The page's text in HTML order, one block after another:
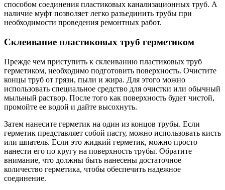
способом соединения пластиковых канализационных труб. A
наличие муфт позволяет легко разъединить трубы при
необходимости проведения ремонтных работ.
Склеивание пластиковых труб герметиком
Прежде чем приступить к склеиванию пластиковых труб
герметиком, необходимо подготовить поверхность. Очистите
концы труб от грязи, пыли и жира. Для этого можно
использовать специальное средство для очистки или обычный
мыльный раствор. После того как поверхность будет чистой,
промойте ее водой и дайте высохнуть.
Затем нанесите герметик на один из концов трубы. Если
герметик представляет собой пасту, можно использовать кисть
или шпатель. Если это жидкий герметик, можно просто
нанести его по кругу на поверхность трубы. Обратите
внимание, что должны быть нанесены достаточное
количество герметика, чтобы обеспечить надежное
соединение.